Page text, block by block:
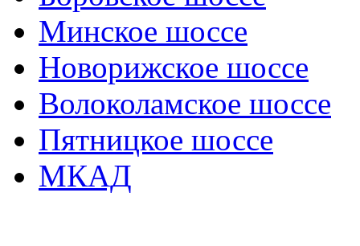
Минское шоссе
Новорижское шоссе
Волоколамское шоссе
Пятницкое шоссе
МКАД